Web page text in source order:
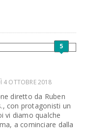
5
4 OTTOBRE 2018
diretto da Ruben
con protagonisti un
vi diamo qualche
a cominciare dalla